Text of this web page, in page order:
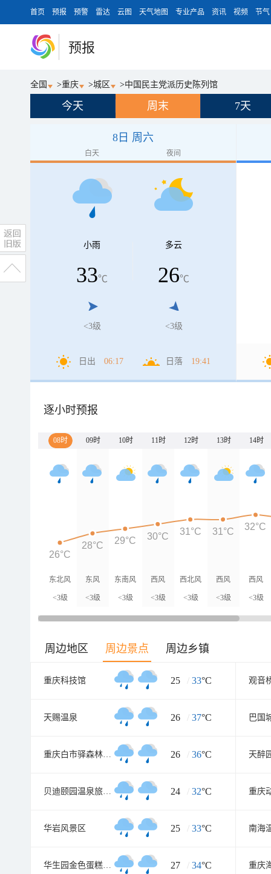
首页 预报 预警 雷达 云图 天气地图 专业产品 资讯 视频 节气
预报
全国 >重庆 >城区 >中国民主党派历史陈列馆
今天 周末 7天
8日 周六
白天 夜间
小雨
33℃
<3级
多云
26℃
<3级
日出 06:17 日落 19:41
逐小时预报
08时 09时 10时 11时 12时 13时 14时
东北风
<3级
东风
<3级
东南风
<3级
西风
<3级
西北风
<3级
西风
<3级
西风
<3级
26°C
28°C 29°C 30°C 31°C 31°C 32°C
周边地区 周边景点 周边乡镇
重庆科技馆 25 / 33°C 观音
天赐温泉 26 / 37°C 巴国
重庆白市驿森林公园 26 / 36°C 天醉
贝迪颐园温泉旅游度假区 24 / 32°C 重庆
华岩风景区 25 / 33°C 南海
华生园金色蛋糕梦幻王国 27 / 34°C